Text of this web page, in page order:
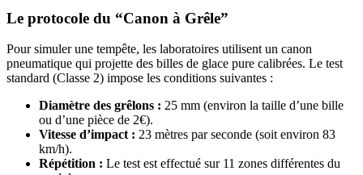
Le protocole du “Canon à Grêle”
Pour simuler une tempête, les laboratoires utilisent un canon
pneumatique qui projette des billes de glace pure calibrées. Le test
standard (Classe 2) impose les conditions suivantes :
Diamètre des grêlons : 25 mm (environ la taille d’une bille
ou d’une pièce de 2€).
Vitesse d’impact : 23 mètres par seconde (soit environ 83
km/h).
Répétition : Le test est effectué sur 11 zones différentes du